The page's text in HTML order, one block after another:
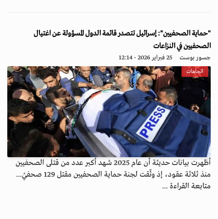
"حماية الصحفيين": إسرائيل تتصدر قائمة الدول المسؤولة عن اغتيال
الصحفيين في النزاعات
جسور بوست 25 فبراير 2026 - 12:14
اتجاهات
أظهرت بيانات حديثة أن عام 2025 شهد أكبر عدد من قتلى الصحفيين
منذ ثلاثة عقود، إذ وثّقت لجنة حماية الصحفيين مقتل 129 صحفيً...
متابعة القراءة ...